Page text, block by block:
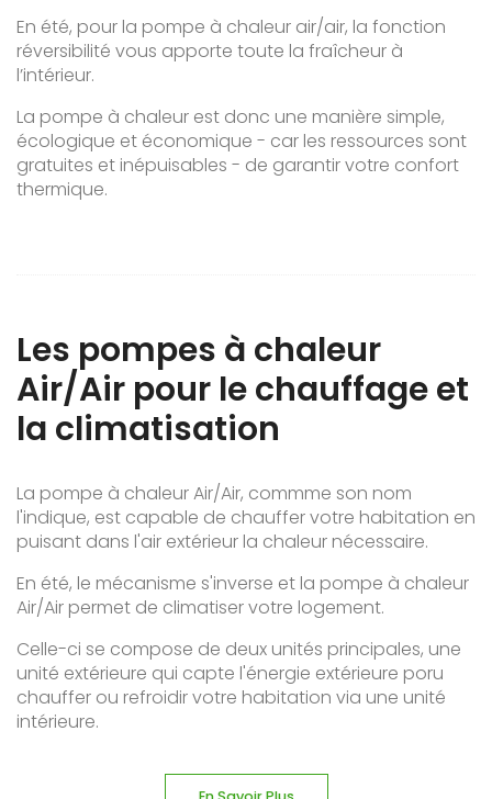
En été, pour la pompe à chaleur air/air, la fonction
réversibilité vous apporte toute la fraîcheur à
l’intérieur.
La pompe à chaleur est donc une manière simple,
écologique et économique - car les ressources sont
gratuites et inépuisables - de garantir votre confort
thermique.
Les pompes à chaleur
Air/Air pour le chauffage et
la climatisation
La pompe à chaleur Air/Air, commme son nom
l'indique, est capable de chauffer votre habitation en
puisant dans l'air extérieur la chaleur nécessaire.
En été, le mécanisme s'inverse et la pompe à chaleur
Air/Air permet de climatiser votre logement.
Celle-ci se compose de deux unités principales, une
unité extérieure qui capte l'énergie extérieure poru
chauffer ou refroidir votre habitation via une unité
intérieure.